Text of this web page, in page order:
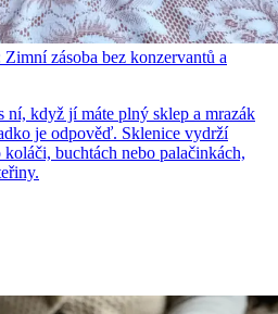
zásoba bez konzervantů a
ní, když jí máte plný sklep a mrazák
je odpověď. Sklenice vydrží
buchtách nebo palačinkách,